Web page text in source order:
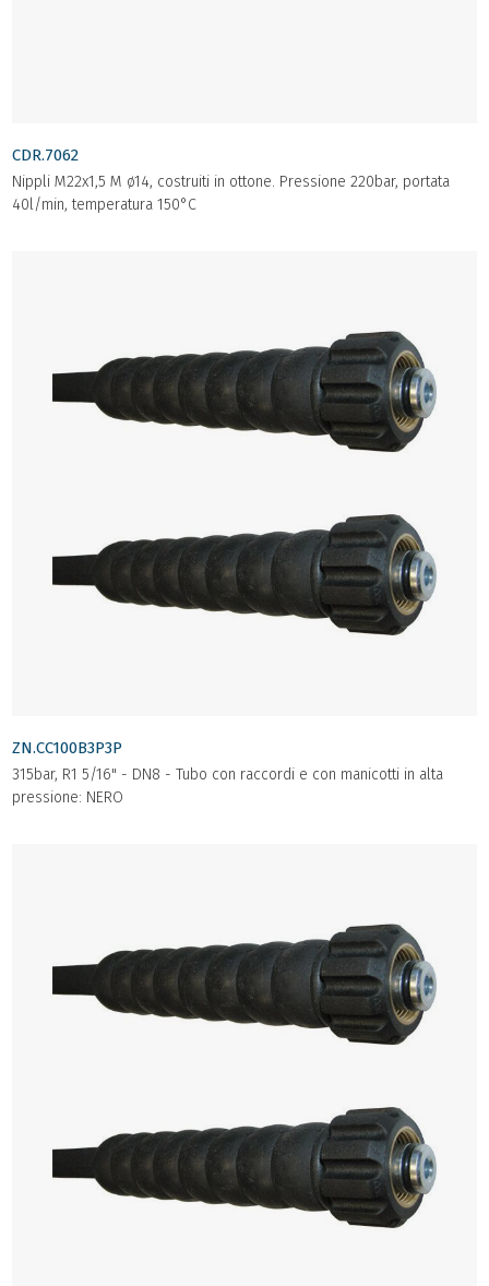
CDR.7062
Nippli M22x1,5 M ø14, costruiti in ottone. Pressione 220bar, portata
40l/min, temperatura 150°C
ZN.CC100B3P3P
315bar, R1 5/16" - DN8 - Tubo con raccordi e con manicotti in alta
pressione: NERO